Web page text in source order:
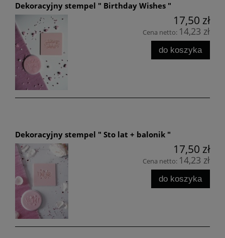
Dekoracyjny stempel " Birthday Wishes "
17,50 zł
Cena netto: 14,23 zł
do koszyka
Dekoracyjny stempel " Sto lat + balonik "
17,50 zł
Cena netto: 14,23 zł
do koszyka